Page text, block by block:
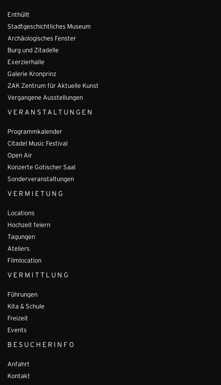
Enthüllt
Stadtgeschichtliches Museum
Archäologisches Fenster
Burg und Zitadelle
Exerzierhalle
Galerie Kronprinz
ZAK Zentrum für Aktuelle Kunst
Vergangene Ausstellungen
VERANSTALTUNGEN
Programmkalender
Citadel Music Festival
Open Air
Konzerte Gotischer Saal
Sonderveranstaltungen
VERMIETUNG
Locations
Hochzeit feiern
Tagungen
Ateliers
Filmlocation
VERMITTLUNG
Führungen
Kita & Schule
Freizeit
Events
BESUCHERINFO
Anfahrt
Kontakt